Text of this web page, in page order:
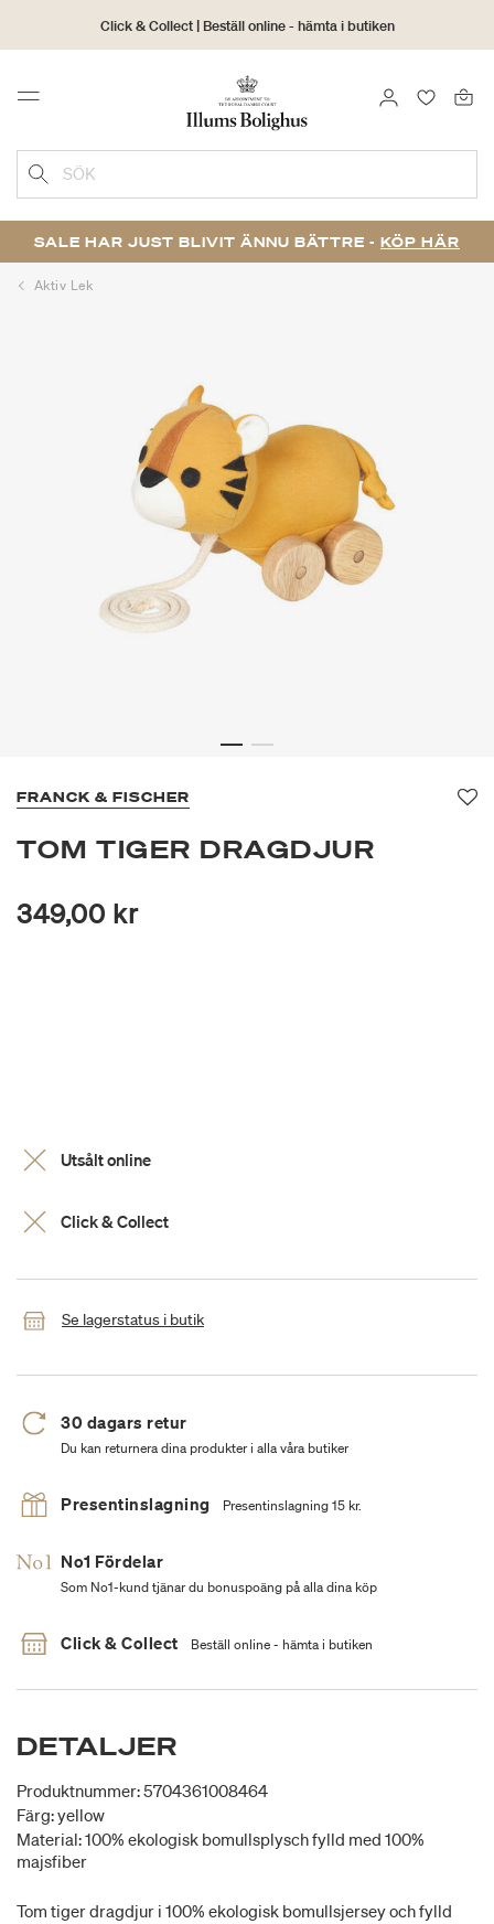
Click & Collect | Beställ online - hämta i butiken
30 dagars returrätt
Menu LOGGA IN
SÖK
SALE HAR JUST BLIVIT ÄNNU BÄTTRE - KÖP HÄR
Aktiv Lek
FRANCK & FISCHER
TOM TIGER DRAGDJUR
349,00 kr
Utsålt online
Click & Collect
Se lagerstatus i butik
30 dagars retur
Du kan returnera dina produkter i alla våra butiker
Presentinslagning Presentinslagning 15 kr.
No1 Fördelar
Som No1-kund tjänar du bonuspoäng på alla dina köp
Click & Collect Beställ online - hämta i butiken
DETALJER
Produktnummer: 5704361008464
Färg: yellow
Material: 100% ekologisk bomullsplysch fylld med 100%
majsfiber
Tom tiger dragdjur i 100% ekologisk bomullsjersey och fylld